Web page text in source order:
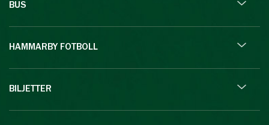
BUS
HAMMARBY FOTBOLL
BILJETTER